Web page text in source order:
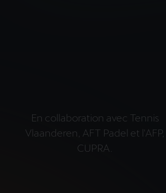
En collaboration avec Tennis
Vlaanderen, AFT Padel et l'AFP,
CUPRA.